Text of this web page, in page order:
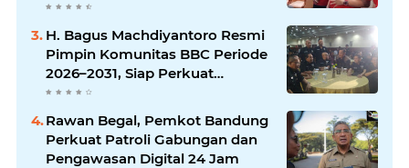
Jalan Braga
H. Bagus Machdiyantoro Resmi
Pimpin Komunitas BBC Periode
2026–2031, Siap Perkuat
Solidaritas dan Hadirkan
Masyarakat
Rawan Begal, Pemkot Bandung
Perkuat Patroli Gabungan dan
Pengawasan Digital 24 Jam